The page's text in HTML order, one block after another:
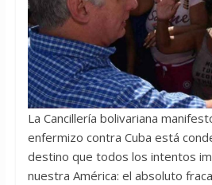
La Cancillería bolivariana
enfermizo contra Cuba está
destino que todos los intentos
nuestra América: el absoluto